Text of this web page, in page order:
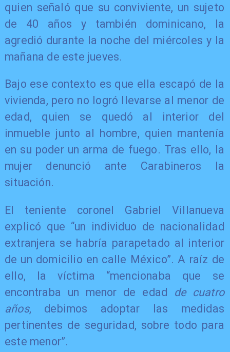
quien señaló que su conviviente, un sujeto
de 40 años y también dominicano, la
agredió durante la noche del miércoles y la
mañana de este jueves.
Bajo ese contexto es que ella escapó de la
vivienda, pero no logró llevarse al menor de
edad, quien se quedó al interior del
inmueble junto al hombre, quien mantenía
en su poder un arma de fuego. Tras ello, la
mujer denunció ante Carabineros la
situación.
El teniente coronel Gabriel Villanueva
explicó que “un individuo de nacionalidad
extranjera se habría parapetado al interior
de un domicilio en calle México”. A raíz de
ello, la víctima “mencionaba que se
encontraba un menor de edad de cuatro
años, debimos adoptar las medidas
pertinentes de seguridad, sobre todo para
este menor”.